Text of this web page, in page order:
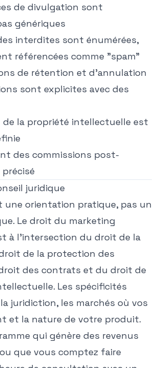
de divulgation sont
génériques
interdites sont énumérées,
référencées comme "spam"
de rétention et d'annulation
sont explicites avec des
de la propriété intellectuelle est
des commissions post-
juridique
une orientation pratique, pas un
Le droit du marketing
à l'intersection du droit de la
de la protection des
des contrats et du droit de
Les spécificités
juridiction, les marchés où vos
et la nature de votre produit.
qui génère des revenus
que vous comptez faire